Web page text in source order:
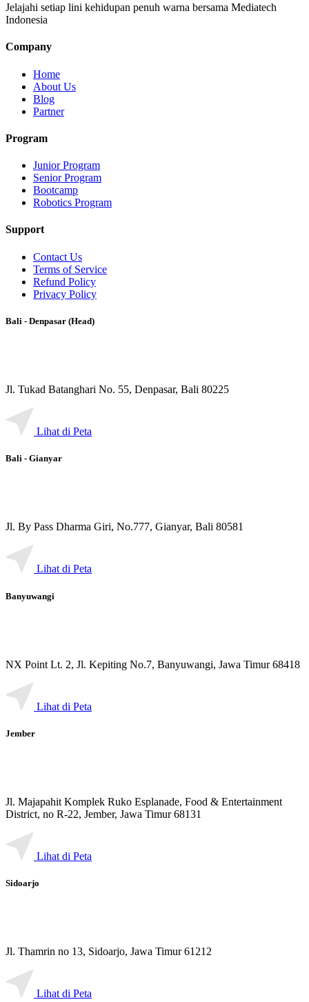
Jelajahi setiap lini kehidupan penuh warna bersama Mediatech
Indonesia
Company
Home
About Us
Blog
Partner
Program
Junior Program
Senior Program
Bootcamp
Robotics Program
Support
Contact Us
Terms of Service
Refund Policy
Privacy Policy
Bali - Denpasar (Head)
Jl. Tukad Batanghari No. 55, Denpasar, Bali 80225
Lihat di Peta
Bali - Gianyar
Jl. By Pass Dharma Giri, No.777, Gianyar, Bali 80581
Lihat di Peta
Banyuwangi
NX Point Lt. 2, Jl. Kepiting No.7, Banyuwangi, Jawa Timur 68418
Lihat di Peta
Jember
Jl. Majapahit Komplek Ruko Esplanade, Food & Entertainment
District, no R-22, Jember, Jawa Timur 68131
Lihat di Peta
Sidoarjo
Jl. Thamrin no 13, Sidoarjo, Jawa Timur 61212
Lihat di Peta